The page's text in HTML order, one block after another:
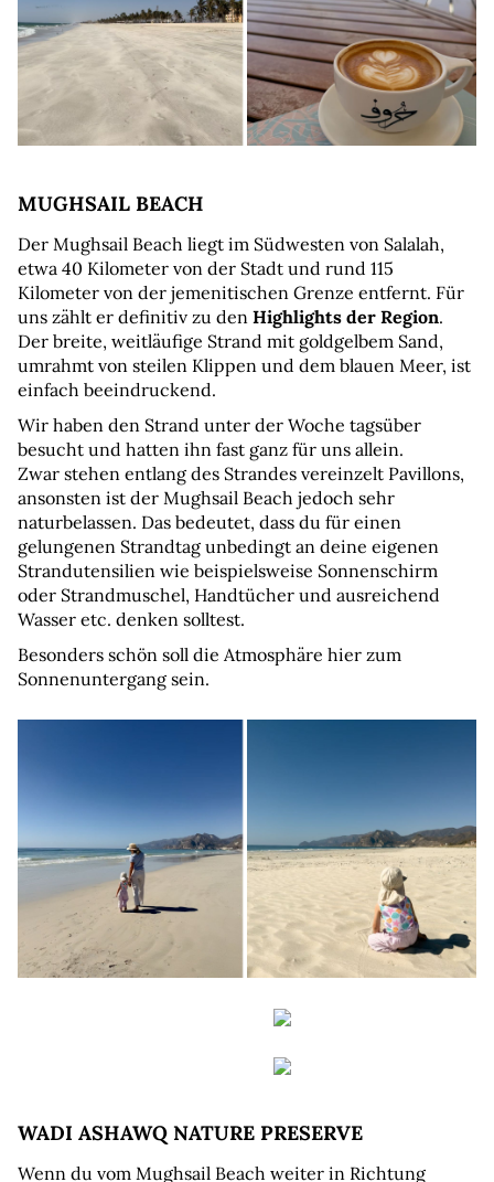
MUGHSAIL BEACH
Der Mughsail Beach liegt im Südwesten von Salalah,
etwa 40 Kilometer von der Stadt und rund 115
Kilometer von der jemenitischen Grenze entfernt. Für
uns zählt er definitiv zu den Highlights der Region.
Der breite, weitläufige Strand mit goldgelbem Sand,
umrahmt von steilen Klippen und dem blauen Meer, ist
einfach beeindruckend.
Wir haben den Strand unter der Woche tagsüber
besucht und hatten ihn fast ganz für uns allein.
Zwar stehen entlang des Strandes vereinzelt Pavillons,
ansonsten ist der Mughsail Beach jedoch sehr
naturbelassen. Das bedeutet, dass du für einen
gelungenen Strandtag unbedingt an deine eigenen
Strandutensilien wie beispielsweise Sonnenschirm
oder Strandmuschel, Handtücher und ausreichend
Wasser etc. denken solltest.
Besonders schön soll die Atmosphäre hier zum
Sonnenuntergang sein.
WADI ASHAWQ NATURE PRESERVE
Wenn du vom Mughsail Beach weiter in Richtung